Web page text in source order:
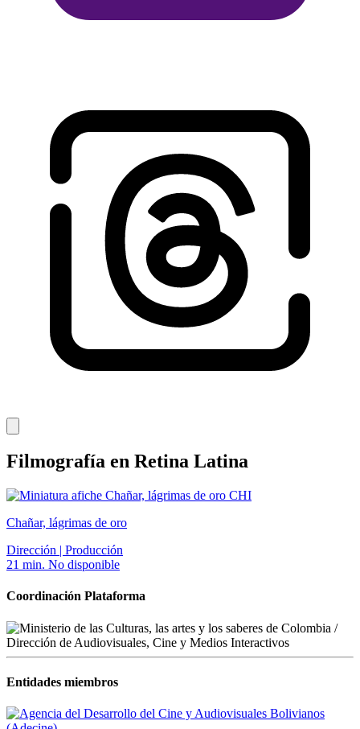
Filmografía en Retina Latina
CHI
Chañar, lágrimas de oro
Dirección | Producción
21 min. No disponible
Coordinación Plataforma
Entidades miembros